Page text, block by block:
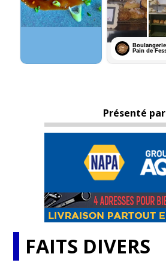
Présenté par
FAITS DIVERS